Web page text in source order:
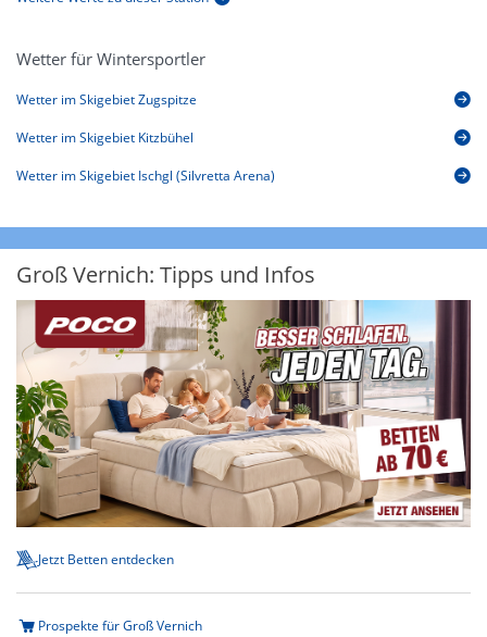
Wetter für Wintersportler
Wetter im Skigebiet Zugspitze
Wetter im Skigebiet Kitzbühel
Wetter im Skigebiet Ischgl (Silvretta Arena)
Groß Vernich: Tipps und Infos
Jetzt Betten entdecken
Prospekte für Groß Vernich